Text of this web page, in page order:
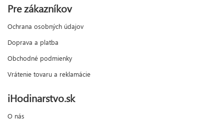
Pre zákazníkov
Ochrana osobných údajov
Doprava a platba
Obchodné podmienky
Vrátenie tovaru a reklamácie
iHodinarstvo.sk
O nás